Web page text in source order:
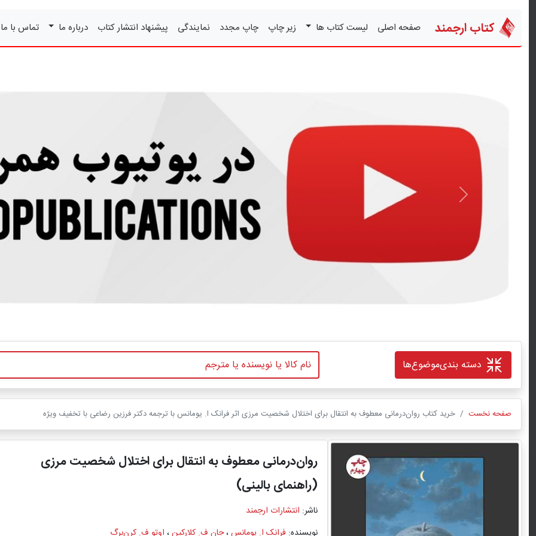
کتاب ارجمند صفحه اصلی لیست کتاب ها زیر چاپ چاپ مجدد نمایندگی پیشنهاد انتشار کتاب درباره ما تماس با
قبلی
دسته بندیموضوع‌ها
صفحه نخست خرید کتاب روان‌درمانی معطوف به انتقال برای اختلال شخصیت مرزی اثر فرانک ا. یومانس با ترجمه دکتر فرزین رضاعی با تخفیف ویژه
روان‌درمانی معطوف به انتقال برای اختلال شخصیت مرزی
(راهنمای بالینی)
ناشر: انتشارات ارجمند
نویسنده: فرانک ا. یومانس،جان ف. کلارکین، اوتو ف. کرن‌برگ